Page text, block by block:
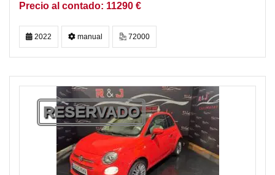
11290 €
2022 manual 72000
RESERVADO